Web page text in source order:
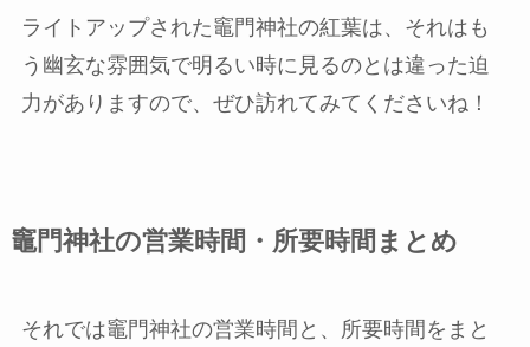
ライトアップされた竈門神社の紅葉は、それはも
う幽玄な雰囲気で明るい時に見るのとは違った迫
力がありますので、ぜひ訪れてみてくださいね！
竈⾨神社の営業時間・所要時間まとめ
それでは竈門神社の営業時間と、所要時間をまと